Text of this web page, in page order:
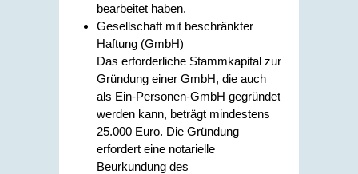
bearbeitet haben.
Gesellschaft mit beschränkter
Haftung (GmbH)
Das erforderliche Stammkapital zur
Gründung einer GmbH, die auch
als Ein-Personen-GmbH gegründet
werden kann, beträgt mindestens
25.000 Euro. Die Gründung
erfordert eine notarielle
Beurkundung des